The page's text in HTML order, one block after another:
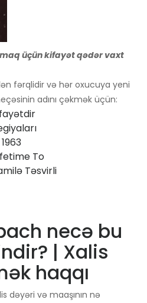
üçün kifayət qədər vaxt
fərqlidir və hər oxucuya yeni
adını çəkmək üçün:
To
Təsvirli
necə bu
| Xalis
haqqı
dəyəri və maaşının nə